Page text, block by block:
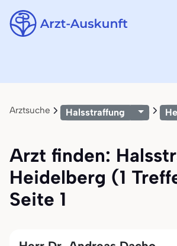
Arztsuche Halsstraffung
Arzt finden:
Heidelberg (1
Seite 1